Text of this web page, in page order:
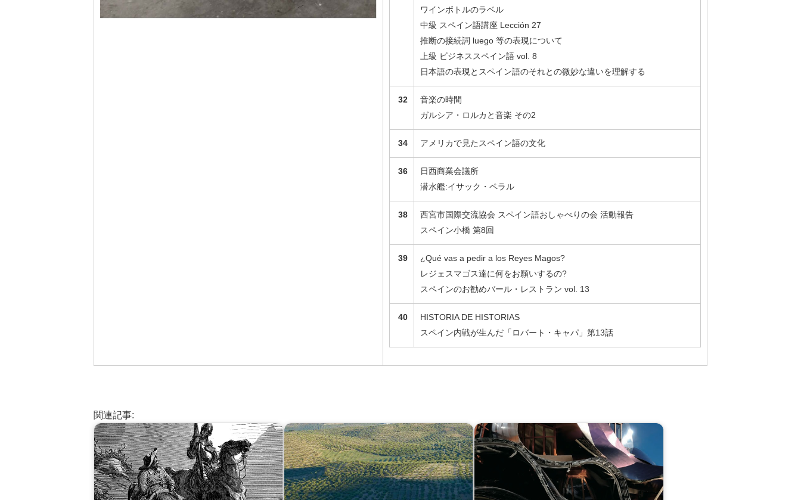
ワインボトルのラベル
中級 スペイン語講座 Lección 27
推断の接続詞 luego 等の表現について
上級 ビジネススペイン語 vol. 8
日本語の表現とスペイン語のそれとの微妙な違いを理解する
32
音楽の時間
ガルシア・ロルカと音楽 その2
34 アメリカで見たスペイン語の文化
36
日西商業会議所
潜水艦:イサック・ペラル
38
西宮市国際交流協会 スペイン語おしゃべりの会 活動報告
スペイン小橋 第8回
39
¿Qué vas a pedir a los Reyes Magos?
レジェスマゴス達に何をお願いするの?
スペインのお勧めバール・レストラン vol. 13
40
HISTORIA DE HISTORIAS
スペイン内戦が生んだ「ロバート・キャパ」第13話
関連記事: